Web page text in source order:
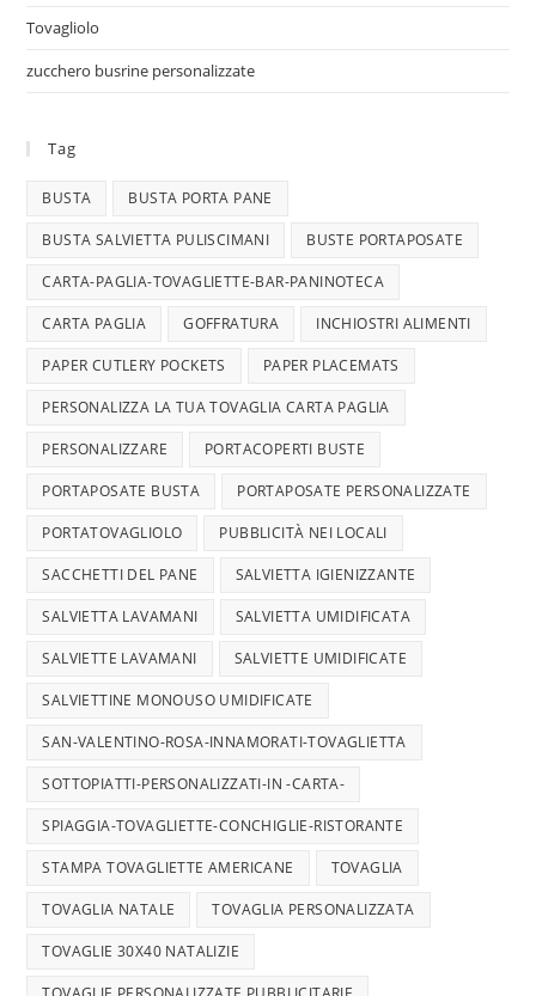
Tovagliolo
zucchero busrine personalizzate
Tag
BUSTA BUSTA PORTA PANE
BUSTA SALVIETTA PULISCIMANI BUSTE PORTAPOSATE
CARTA-PAGLIA-TOVAGLIETTE-BAR-PANINOTECA
CARTA PAGLIA GOFFRATURA INCHIOSTRI ALIMENTI
PAPER CUTLERY POCKETS PAPER PLACEMATS
PERSONALIZZA LA TUA TOVAGLIA CARTA PAGLIA
PERSONALIZZARE PORTACOPERTI BUSTE
PORTAPOSATE BUSTA PORTAPOSATE PERSONALIZZATE
PORTATOVAGLIOLO PUBBLICITÀ NEI LOCALI
SACCHETTI DEL PANE SALVIETTA IGIENIZZANTE
SALVIETTA LAVAMANI SALVIETTA UMIDIFICATA
SALVIETTE LAVAMANI SALVIETTE UMIDIFICATE
SALVIETTINE MONOUSO UMIDIFICATE
SAN-VALENTINO-ROSA-INNAMORATI-TOVAGLIETTA
SOTTOPIATTI-PERSONALIZZATI-IN -CARTA-
SPIAGGIA-TOVAGLIETTE-CONCHIGLIE-RISTORANTE
STAMPA TOVAGLIETTE AMERICANE TOVAGLIA
TOVAGLIA NATALE TOVAGLIA PERSONALIZZATA
TOVAGLIE 30X40 NATALIZIE